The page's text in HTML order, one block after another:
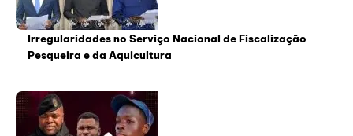
Irregularidades no Serviço Nacional de Fiscalização
Pesqueira e da Aquicultura